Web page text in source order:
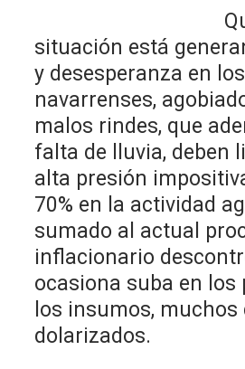
Que
situación está
y desesperanza en
navarrenses,
malos rindes, que
falta de lluvia, deben
alta presión
70% en la actividad
sumado al actual
inflacionario
ocasiona suba en los
los insumos, muchos
dolarizados.